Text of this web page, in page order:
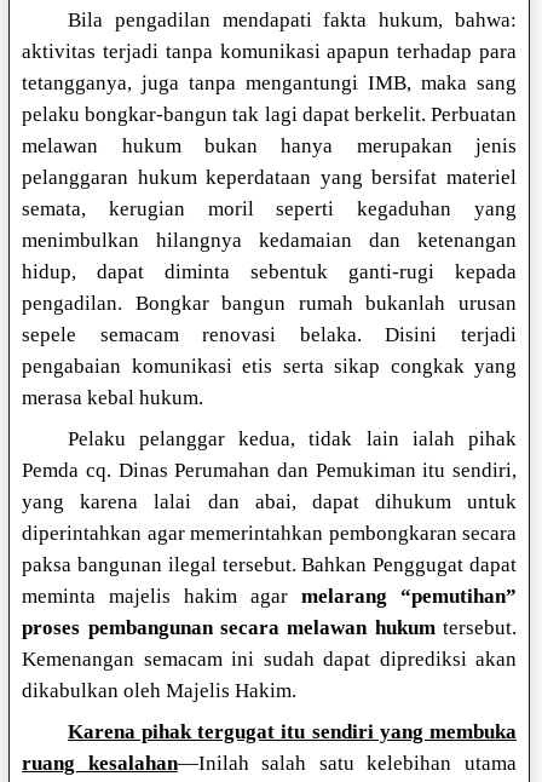
Bila pengadilan mendapati fakta hukum, bahwa:
aktivitas terjadi tanpa komunikasi apapun terhadap para
tetangganya, juga tanpa mengantungi IMB, maka sang
pelaku bongkar-bangun tak lagi dapat berkelit. Perbuatan
melawan hukum bukan hanya merupakan jenis
pelanggaran hukum keperdataan yang bersifat materiel
semata, kerugian moril seperti kegaduhan yang
menimbulkan hilangnya kedamaian dan ketenangan
hidup, dapat diminta sebentuk ganti-rugi kepada
pengadilan. Bongkar bangun rumah bukanlah urusan
sepele semacam renovasi belaka. Disini terjadi
pengabaian komunikasi etis serta sikap congkak yang
merasa kebal hukum.
Pelaku pelanggar kedua, tidak lain ialah pihak
Pemda cq. Dinas Perumahan dan Pemukiman itu sendiri,
yang karena lalai dan abai, dapat dihukum untuk
diperintahkan agar memerintahkan pembongkaran secara
paksa bangunan ilegal tersebut. Bahkan Penggugat dapat
meminta majelis hakim agarmelarang “pemutihan”
proses pembangunan secara melawan hukumtersebut.
Kemenangan semacam ini sudah dapat diprediksi akan
dikabulkan oleh Majelis Hakim.
Karena pihak tergugat itu sendiri yang membuka
ruang kesalahan—Inilah salah satu kelebihan utama